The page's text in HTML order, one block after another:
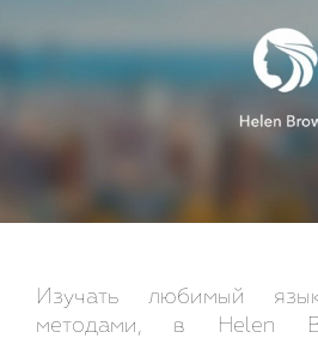
Изучать любимый
методами, в Helen